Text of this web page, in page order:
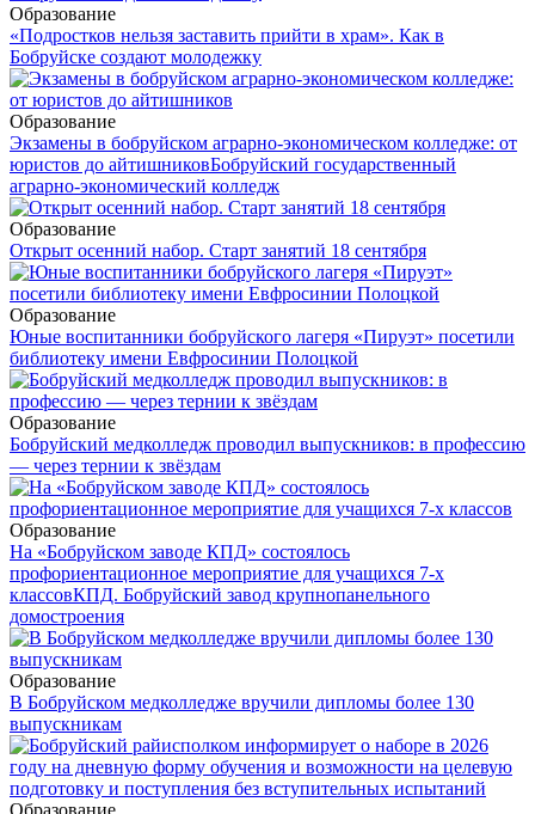
Образование
«Подростков нельзя заставить прийти в храм». Как в
Бобруйске создают молодежку
Образование
Экзамены в бобруйском аграрно-экономическом колледже: от
юристов до айтишниковБобруйский государственный
аграрно-экономический колледж
Образование
Открыт осенний набор. Старт занятий 18 сентября
Образование
Юные воспитанники бобруйского лагеря «Пируэт» посетили
библиотеку имени Евфросинии Полоцкой
Образование
Бобруйский медколледж проводил выпускников: в профессию
— через тернии к звёздам
Образование
На «Бобруйском заводе КПД» состоялось
профориентационное мероприятие для учащихся 7-х
классовКПД. Бобруйский завод крупнопанельного
домостроения
Образование
В Бобруйском медколледже вручили дипломы более 130
выпускникам